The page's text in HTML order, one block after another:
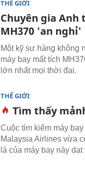
THẾ GIỚI
Chuyên gia
MH370 'an nghỉ'
Một kỹ sư hàng không
máy bay mất tích
lớn nhất mọi thời đại.
THẾ GIỚI
Tìm thấy
Cuộc tìm kiếm máy
Malaysia Airlines vừa
là của máy bay này